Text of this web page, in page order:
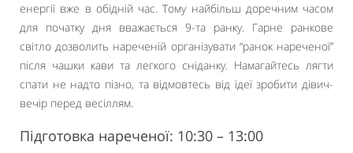
енергії вже в обідній час. Тому найбільш доречним часом
для початку дня вважається 9-та ранку. Гарне ранкове
світло дозволить нареченій організувати “ранок нареченої”
після чашки кави та легкого сніданку. Намагайтесь лягти
спати не надто пізно, та відмовтесь від ідеї зробити дівич-
вечір перед весіллям.
Підготовка нареченої: 10:30 – 13:00